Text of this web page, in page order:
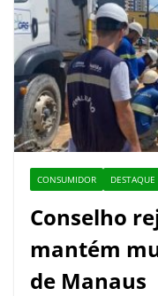
CONSUMIDOR DESTAQUE
Conselho
mantém
de Manaus